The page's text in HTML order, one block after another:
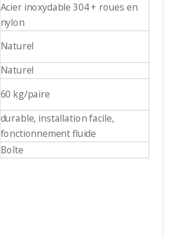
Acier inoxydable 304 + roues en
nylon
Naturel
Naturel
60 kg/paire
durable, installation facile,
fonctionnement fluide
Boîte